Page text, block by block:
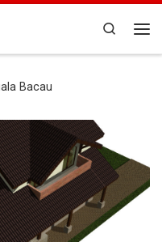
Search
Bacau